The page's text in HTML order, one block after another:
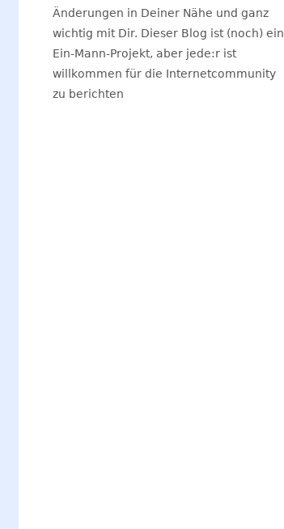
Änderungen in Deiner Nähe und ganz
wichtig mit Dir. Dieser Blog ist (noch) ein
Ein-Mann-Projekt, aber jede:r ist
willkommen für die Internetcommunity
zu berichten